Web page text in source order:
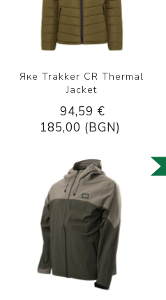
Яке Trakker CR Thermal
Jacket
94,59 €
185,00 (BGN)